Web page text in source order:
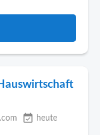
event_available heute